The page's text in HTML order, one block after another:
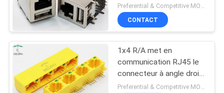
CONTACTEZ-
NOUS
DEMANDEZ
profil bas rj45
16
MU882-B021-HPR1 USB
500MΩmin
CONTACT
1x4 R/A met en
communication RJ45 le
connecteur à angle droit
MJ5688L-Y014-BRNL2Preferential & Competitive MOQ:1000